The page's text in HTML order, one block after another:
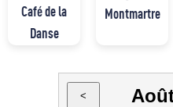
Café de la
Danse
Montmartre
<